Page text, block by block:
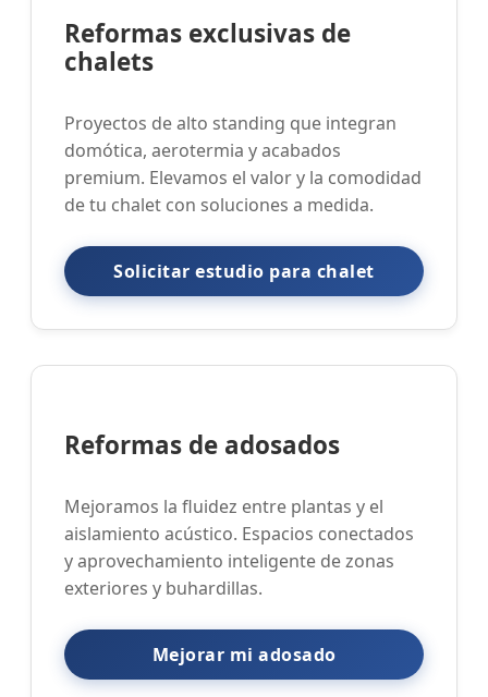
Reformas exclusivas de
chalets
Proyectos de alto standing que integran
domótica, aerotermia y acabados
premium. Elevamos el valor y la comodidad
de tu chalet con soluciones a medida.
Solicitar estudio para chalet
Reformas de adosados
Mejoramos la fluidez entre plantas y el
aislamiento acústico. Espacios conectados
y aprovechamiento inteligente de zonas
exteriores y buhardillas.
Mejorar mi adosado